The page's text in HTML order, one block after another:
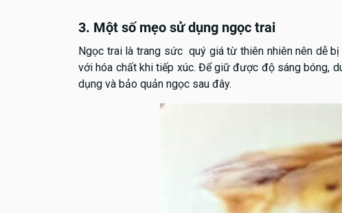
3. Một số mẹo sử dụng ngọc trai
Ngọc trai là trang sức quý giá từ thiên nhiên nên dễ
với hóa chất khi tiếp xúc. Để giữ được độ sáng bóng,
dụng và bảo quản ngọc sau đây.